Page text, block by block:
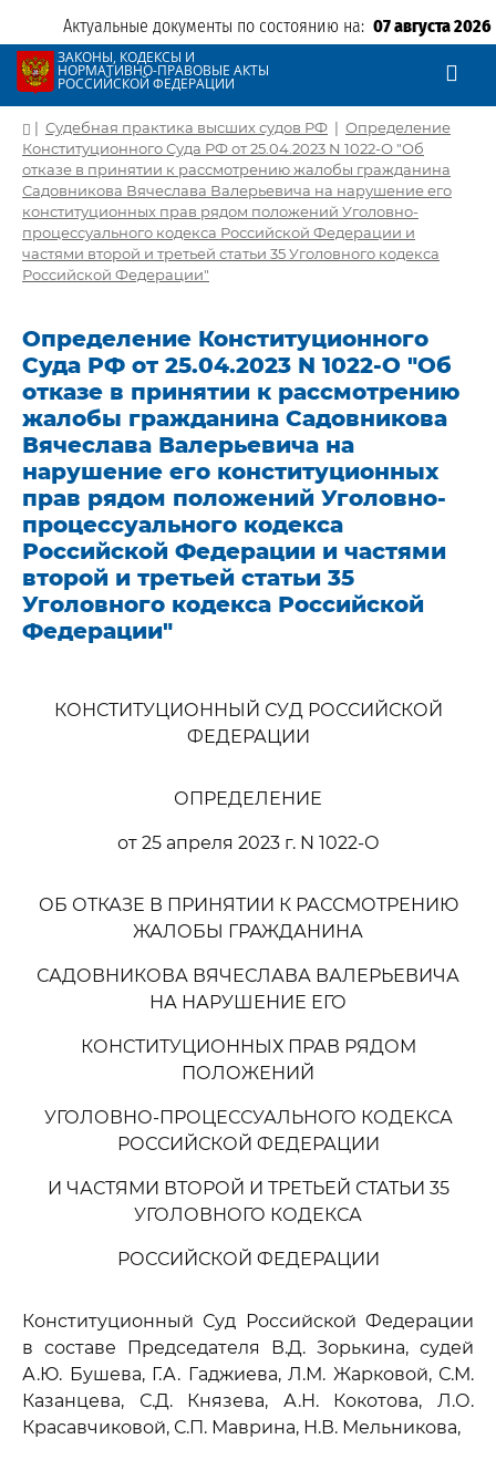
Актуальные документы по состоянию на: 07 августа 2026
ЗАКОНЫ, КОДЕКСЫ И
НОРМАТИВНО-ПРАВОВЫЕ АКТЫ
РОССИЙСКОЙ ФЕДЕРАЦИИ
| Судебная практика высших судов РФ | Определение
Конституционного Суда РФ от 25.04.2023 N 1022-О "Об
отказе в принятии к рассмотрению жалобы гражданина
Садовникова Вячеслава Валерьевича на нарушение его
конституционных прав рядом положений Уголовно-
процессуального кодекса Российской Федерации и
частями второй и третьей статьи 35 Уголовного кодекса
Российской Федерации"
Определение Конституционного
Суда РФ от 25.04.2023 N 1022-О "Об
отказе в принятии к рассмотрению
жалобы гражданина Садовникова
Вячеслава Валерьевича на
нарушение его конституционных
прав рядом положений Уголовно-
процессуального кодекса
Российской Федерации и частями
второй и третьей статьи 35
Уголовного кодекса Российской
Федерации"
КОНСТИТУЦИОННЫЙ СУД РОССИЙСКОЙ
ФЕДЕРАЦИИ
ОПРЕДЕЛЕНИЕ
от 25 апреля 2023 г. N 1022-О
ОБ ОТКАЗЕ В ПРИНЯТИИ К РАССМОТРЕНИЮ
ЖАЛОБЫ ГРАЖДАНИНА
САДОВНИКОВА ВЯЧЕСЛАВА ВАЛЕРЬЕВИЧА
НА НАРУШЕНИЕ ЕГО
КОНСТИТУЦИОННЫХ ПРАВ РЯДОМ
ПОЛОЖЕНИЙ
УГОЛОВНО-ПРОЦЕССУАЛЬНОГО КОДЕКСА
РОССИЙСКОЙ ФЕДЕРАЦИИ
И ЧАСТЯМИ ВТОРОЙ И ТРЕТЬЕЙ СТАТЬИ 35
УГОЛОВНОГО КОДЕКСА
РОССИЙСКОЙ ФЕДЕРАЦИИ
Конституционный Суд Российской Федерации
в составе Председателя В.Д. Зорькина, судей
А.Ю. Бушева, Г.А. Гаджиева, Л.М. Жарковой, С.М.
Казанцева, С.Д. Князева, А.Н. Кокотова, Л.О.
Красавчиковой, С.П. Маврина, Н.В. Мельникова,